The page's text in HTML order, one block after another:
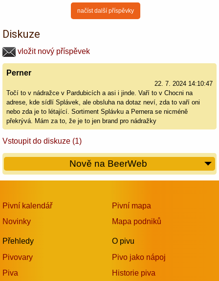
načíst další příspěvky
Diskuze
vložit nový příspěvek
Perner
22. 7. 2024 14:10:47
Točí to v nádražce v Pardubicích a asi i jinde. Vaří to v Chocni na
adrese, kde sídlí Splávek, ale obsluha na dotaz neví, zda to vaří oni
nebo zda je to létající. Sortiment Splávku a Pernera se nicméně
překrývá. Mám za to, že je to jen brand pro nádražky
Vstoupit do diskuze (1)
Nově na BeerWeb
Pivní kalendář
Novinky
Přehledy
Pivovary
Piva
Pivní mapa
Mapa podniků
O pivu
Pivo jako nápoj
Historie piva